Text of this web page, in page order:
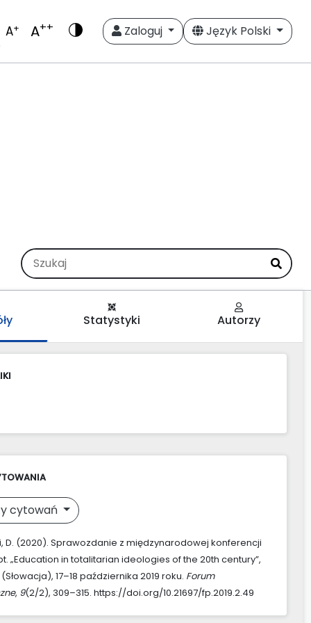
A+ A++ Zaloguj Język Polski
Statystyki Autorzy
cytowań
D. (2020). Sprawozdanie z międzynarodowej konferencji
„Education in totalitarian ideologies of the 20th century”,
17–18 października 2019 roku. Forum
, 9(2/2), 309–315. https://doi.org/10.21697/fp.2019.2.49